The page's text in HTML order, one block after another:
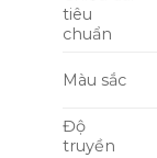
tiêu
chuẩn
Màu sắc
Độ
truyền